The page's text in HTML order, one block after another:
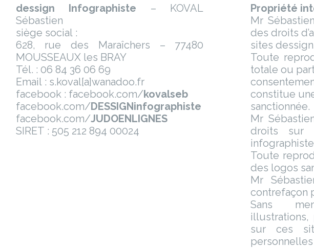
dessign Infographiste – KOVAL
Sébastien
siège social :
628, rue des Maraîchers – 77480
MOUSSEAUX les BRAY
Tél. : 06 84 36 06 69
Email : s.koval[a]wanadoo.fr
facebook : facebook.com/kovalseb
facebook.com/DESSIGNinfographiste
facebook.com/JUDOENLIGNES
SIRET : 505 212 894 00024
Propriété
Mr
des droits
sites
Toute
totale ou
constitue
sanctionnée.
Mr
droits sur
Toute
des logos
Mr
contrefaçon
Sans
illustrations,
sur ces